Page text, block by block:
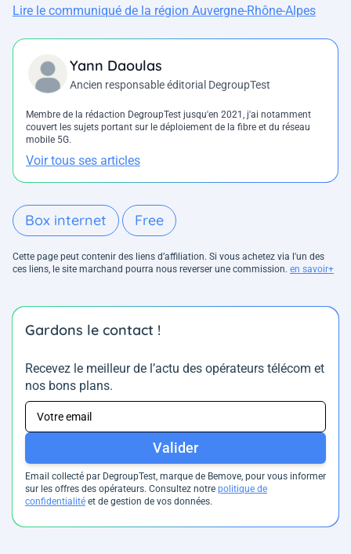
Lire le communiqué de la région Auvergne-Rhône-Alpes
Yann Daoulas
Ancien responsable éditorial DegroupTest
Membre de la rédaction DegroupTest jusqu'en 2021, j'ai notamment
couvert les sujets portant sur le déploiement de la fibre et du réseau
mobile 5G.
Voir tous ses articles
Box internet Free
Cette page peut contenir des liens d’affiliation. Si vous achetez via l'un des
ces liens, le site marchand pourra nous reverser une commission. en savoir+
Gardons le contact !
Recevez le meilleur de l’actu des opérateurs télécom et
nos bons plans.
Valider
Email collecté par DegroupTest, marque de Bemove, pour vous informer
sur les offres des opérateurs. Consultez notre politique de
confidentialité et de gestion de vos données.